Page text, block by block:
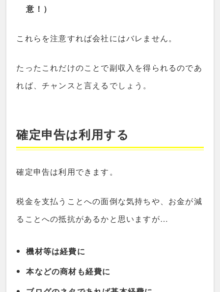
意！）
これらを注意すれば会社にはバレません。
たったこれだけのことで副収入を得られるのであ
れば、チャンスと言えるでしょう。
確定申告は利用する
確定申告は利用できます。
税金を支払うことへの面倒な気持ちや、お金が減
ることへの抵抗があるかと思いますが…
機材等は経費に
本などの商材も経費に